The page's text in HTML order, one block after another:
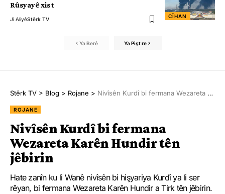
CÎHAN
Rûsyayê xist
Ji AliyêStêrk TV
Ya Berê Ya Pişt re
Stêrk TV > Blog > Rojane > Nivîsên Kurdî bi fermana Wezareta Karên Hundir tên jêbirin
ROJANE
Nivîsên Kurdî bi fermana
Wezareta Karên Hundir tên
jêbirin
Hate zanîn ku li Wanê nivîsên bi hişyariya Kurdî ya li ser
rêyan, bi fermana Wezareta Karên Hundir a Tirk tên jêbirin.